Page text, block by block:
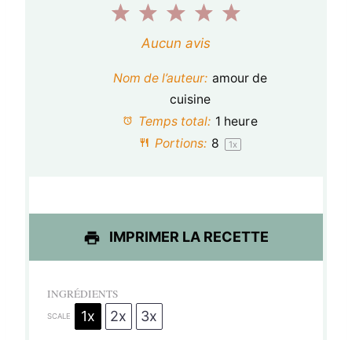
5
t
i
s
4
t
s
3
é
t
o
i
s
2
é
t
i
s
1
t
i
Aucun avis
Nom de l’auteur: amour de
cuisine
Temps total: 1 heure
Portions: 8 1x
IMPRIMER LA RECETTE
INGRÉDIENTS
SCALE 1x 2x 3x